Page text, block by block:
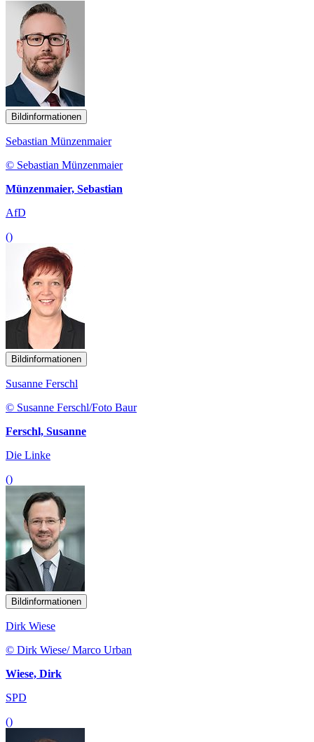
Bildinformationen
Sebastian Münzenmaier
© Sebastian Münzenmaier
Münzenmaier, Sebastian
AfD
()
Bildinformationen
Susanne Ferschl
© Susanne Ferschl/Foto Baur
Ferschl, Susanne
Die Linke
()
Bildinformationen
Dirk Wiese
© Dirk Wiese/ Marco Urban
Wiese, Dirk
SPD
()